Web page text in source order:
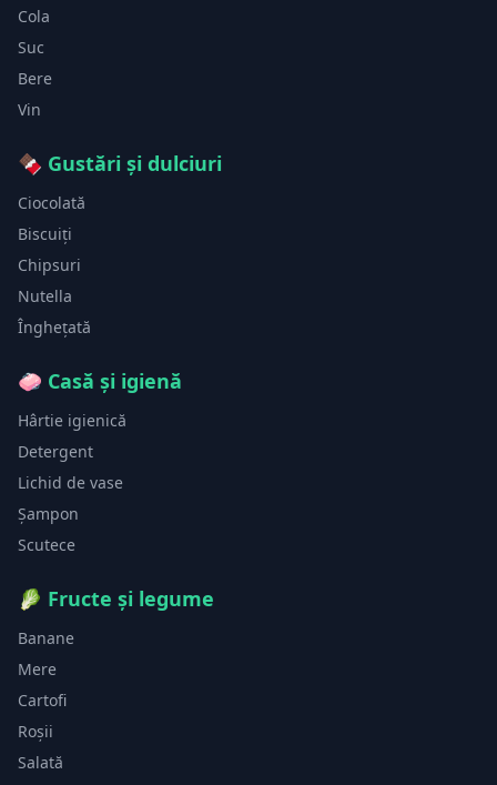
Cola
Suc
Bere
Vin
🍫 Gustări și dulciuri
Ciocolată
Biscuiți
Chipsuri
Nutella
Înghețată
🧼 Casă și igienă
Hârtie igienică
Detergent
Lichid de vase
Șampon
Scutece
🥬 Fructe și legume
Banane
Mere
Cartofi
Roșii
Salată